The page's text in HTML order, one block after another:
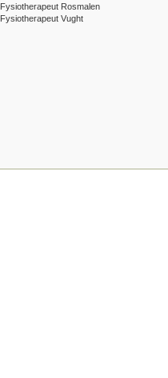
Fysiotherapeut Rosmalen
Fysiotherapeut Vught